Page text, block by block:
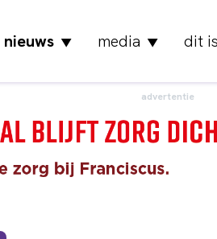
nieuws▼ media ▼ dit
advertentie